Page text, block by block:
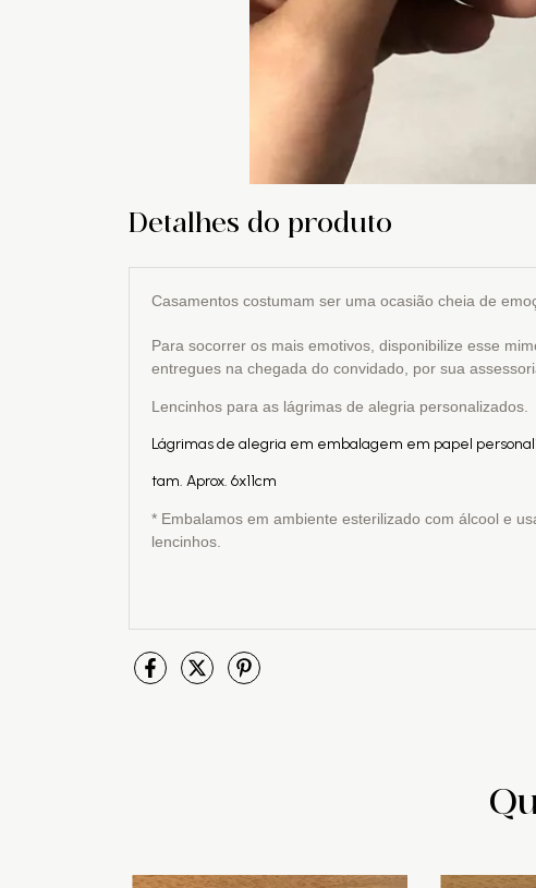
Detalhes do produto
Casamentos costumam ser uma ocasião cheia de
Para socorrer os mais emotivos, disponibilize esse
entregues na chegada do convidado, por sua
Lencinhos para as lágrimas de alegria personalizados.
Lágrimas de alegria em embalagem em papel
tam. Aprox. 6x11cm
* Embalamos em ambiente esterilizado com álcool e
lencinhos.